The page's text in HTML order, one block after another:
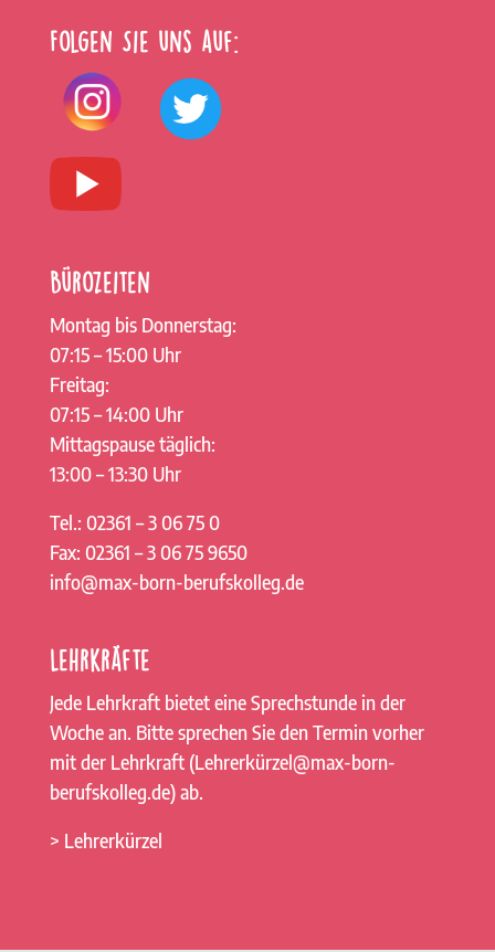
Folgen Sie uns auf:
Bürozeiten
Montag bis Donnerstag:
07:15 – 15:00 Uhr
Freitag:
07:15 – 14:00 Uhr
Mittagspause täglich:
13:00 – 13:30 Uhr
Tel.: 02361 – 3 06 75 0
Fax: 02361 – 3 06 75 9650
info@max-born-berufskolleg.de
Lehrkräfte
Jede Lehrkraft bietet eine Sprechstunde in der
Woche an. Bitte sprechen Sie den Termin vorher
mit der Lehrkraft (Lehrerkürzel@max-born-
berufskolleg.de) ab.
> Lehrerkürzel